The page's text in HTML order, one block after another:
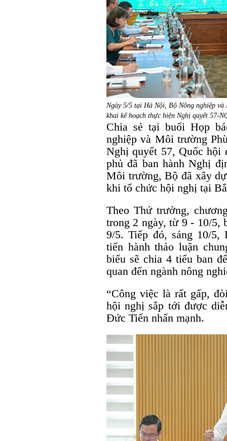
Ngày 5/5 tại Hà Nội, Bộ Nông nghiệp
khai kế hoạch thực hiện Nghị quyết 57-
Chia sẻ tại buổi Họp
nghiệp và Môi trường
Nghị quyết 57, Quốc hội
phủ đã ban hành Nghị
Môi trường, Bộ đã xây
khi tổ chức hội nghị tại
Theo Thứ trưởng,
trong 2 ngày, từ 9 - 10/5,
9/5. Tiếp đó, sáng 10/
tiến hành thảo luận
biểu sẽ chia 4 tiểu ban
quan đến ngành nông
“Công việc là rất gấp,
hội nghị sắp tới được
Đức Tiến nhấn mạnh.